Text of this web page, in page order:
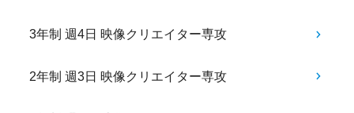
3年制 週4日 映像クリエイター専攻
2年制 週3日 映像クリエイター専攻